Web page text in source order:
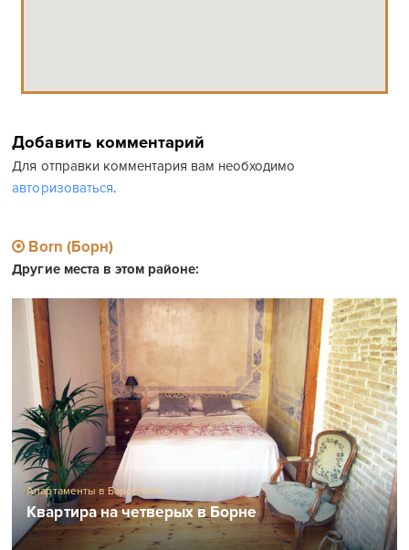
Добавить комментарий
Для отправки комментария вам необходимо
авторизоваться.
Born (Борн)
Другие места в этом районе:
Апартаменты в Барселоне
Квартира на четверых в Борне